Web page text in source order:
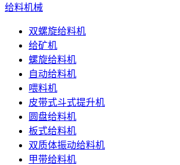
给料机械
双螺旋给料机
给矿机
螺旋给料机
自动给料机
喂料机
皮带式斗式提升机
圆盘给料机
板式给料机
双质体振动给料机
甲带给料机